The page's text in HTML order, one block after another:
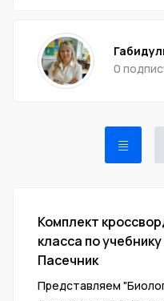
0
Комплект
класса по
Пасечник
Представляем